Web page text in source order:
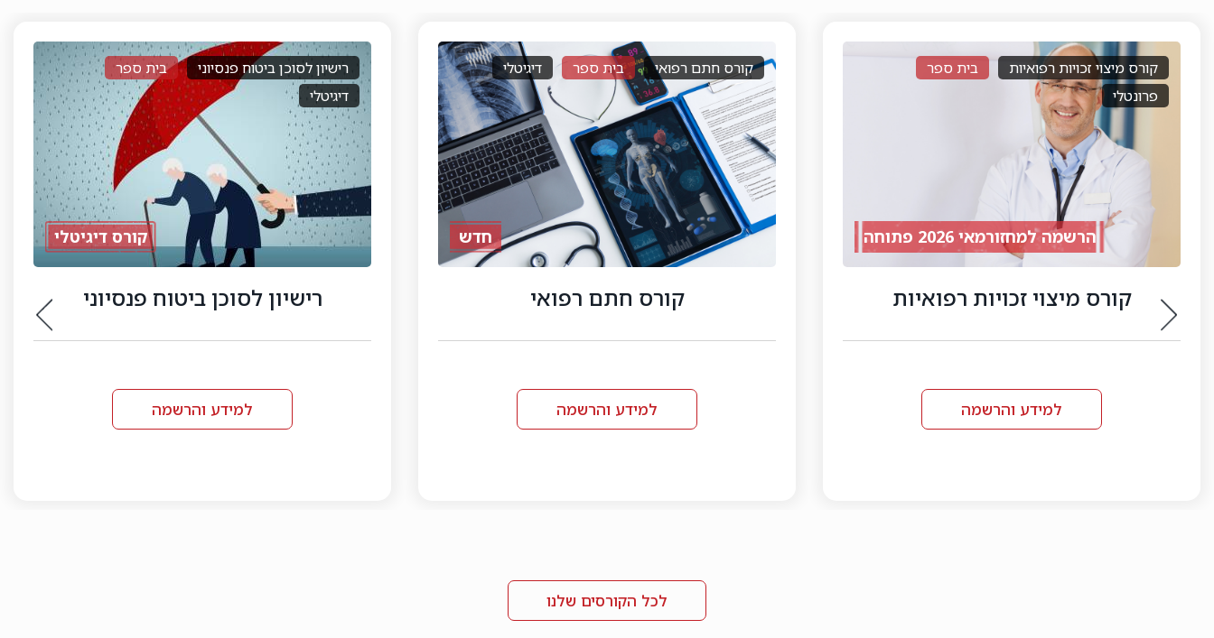
חדש
קורס חתם רפואי בית ספר דיגיטלי
קורס חתם רפואי
למידע והרשמה
קורס דיגיטלי
רישיון לסוכן ביטוח פנסיוני
בית ספר
דיגיטלי
רישיון לסוכן ביטוח פנסיוני
למידע והרשמה
קורס מתכנן פרישה בית ספר
פרונטלי
משולב
קורס מתכנן פרישה
למידע והרשמה
לכל הקורסים שלנו